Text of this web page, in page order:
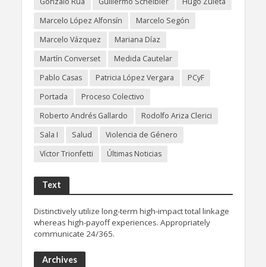
Marcelo López Alfonsín
Marcelo Segón
Marcelo Vázquez
Mariana Díaz
Martín Converset
Medida Cautelar
Pablo Casas
Patricia López Vergara
PCyF
Portada
Proceso Colectivo
Roberto Andrés Gallardo
Rodolfo Ariza Clerici
Sala I
Salud
Violencia de Género
Víctor Trionfetti
Últimas Noticias
Text
Distinctively utilize long-term high-impact total linkage
whereas high-payoff experiences. Appropriately
communicate 24/365.
Archives